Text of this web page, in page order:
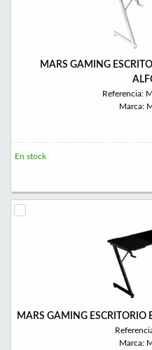
MARS GAMING
Referencia:
Marca:
En stock
MARS GAMING ESCRITORIO
Marca: